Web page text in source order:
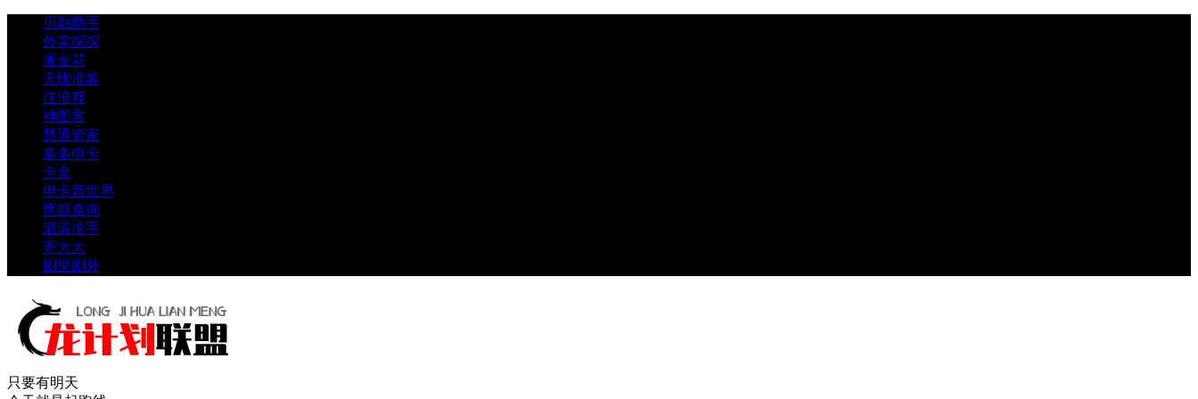
贝融助手
外卖探探
派金花
无忧推客
任推邦
神图君
慧通管家
多多申卡
卡盒
申卡新世界
鹰眼查询
逍遥推手
寄大大
剧里剧外
只要有明天